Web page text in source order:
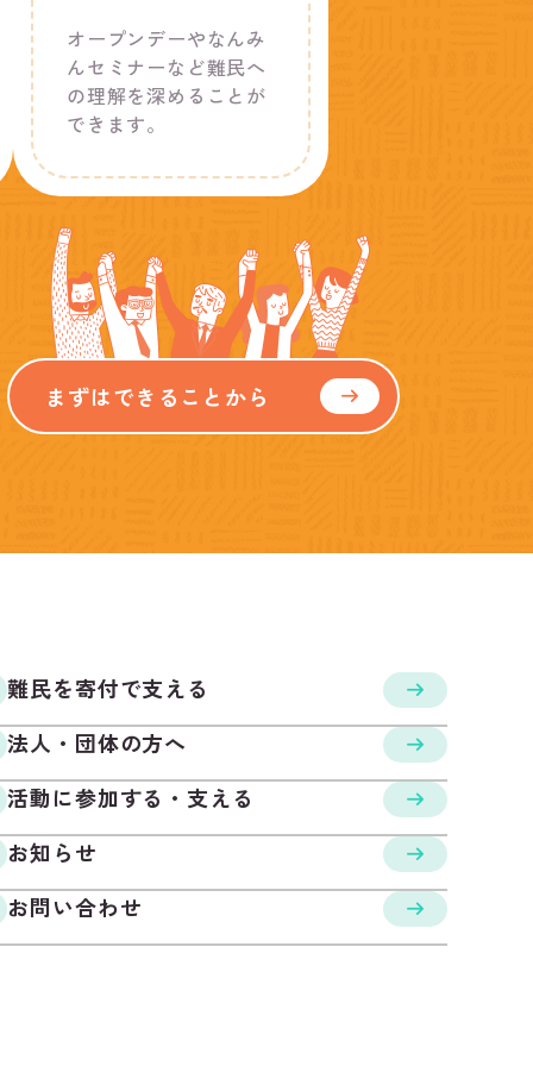
オープンデーやなんみ
んセミナーなど難民へ
の理解を深めることが
できます。
まずはできることから
難民を寄付で支える
法人・団体の方へ
活動に参加する・支える
お知らせ
お問い合わせ